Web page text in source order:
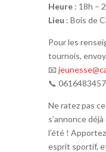
Heure: 18h –
Lieu : Bois de
Pour les
tournois,
📧
📞 0616483457
Ne ratez pas
s’annonce
l’été !
esprit sportif,